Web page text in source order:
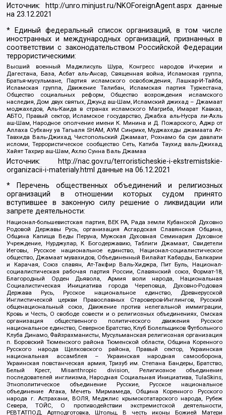
Источник: http://unro.minjust.ru/NKOForeignAgent.aspxданные
на23.12.2021
* Единый федеральный список организаций, в том числе
иностранных и международных организаций, признанных в
соответствии с законодательством Российской Федерации
террористическими:
Высший военный Маджлисуль Шура, Конгресс народов Ичкерии и
Дагестана, База, Асбат аль-Ансар, Священная война, Исламская группа,
Братья-мусульмане, Партия исламского освобождения, Лашкар-И-Тайба,
Исламская группа, Движение Талибан, Исламская партия Туркестана,
Общество социальных реформ, Общество возрождения исламского
наследия, Дом двух святых, Джунд аш-Шам, Исламский джихад – Джамаат
моджахедов, Аль-Каида в странах исламского Магриба, Имарат Кавказ,
АБТО, Правый сектор, Исламское государство, Джабха аль-Нусра ли-Ахль
аш-Шам, Народное ополчение имени К. Минина и Д. Пожарского, Аджр от
Аллаха Субхану уа Тагьаля SHAM, АУМ Синрике, Муджахеды джамаата Ат-
Тавхида Валь-Джихад, Чистопольский Джамаат, Рохнамо ба суи давлати
исломи, Террористическое сообщество Сеть, Катиба Таухид валь-Джихад,
Хайят Тахрир аш-Шам, Ахлю Сунна Валь Джамаа
Источник:
http://nac.gov.ru/terroristicheskie-i-ekstremistskie-
organizacii-i-materialy.html данные на06.12.2021
* Перечень общественных объединений и религиозных
организаций в отношении которых судом принято
вступившее в законную силу решение о ликвидации или
запрете деятельности:
Национал-большевистская партия, ВЕК РА, Рада земли Кубанской Духовно
Родовой Державы Русь, организация Асгардская Славянская Община,
Община Капища Веды Перуна, Мужская Духовная Семинария Духовное
Учреждение, Нурджулар, К Богодержавию, Таблиги Джамаат, Свидетели
Иеговы, Русское национальное единство, Национал-социалистическое
общество, Джамаат мувахидов, Объединенный Вилайат Кабарды, Балкарии
и Карачая, Союз славян, Ат-Такфир Валь-Хиджра, Пит Буль, Национал-
социалистическая рабочая партия России, Славянский союз, Формат-18,
Благородный Орден Дьявола, Армия воли народа, Национальная
Социалистическая Инициатива города Череповца, Духовно-Родовая
Держава Русь, Русское национальное единство, Древнерусской
Инглистической церкви Православных Староверов-Инглингов, Русский
общенациональный союз, Движение против нелегальной иммиграции,
Кровь и Честь, О свободе совести и о религиозных объединениях, Омская
организация общественного политического движения Русское
национальное единство, Северное Братство, Клуб Болельщиков Футбольного
Клуба Динамо, Файзрахманисты, Мусульманская религиозная организация
п. Боровский Тюменского района Тюменской области, Община Коренного
Русского народа Щелковского района, Правый сектор, Украинская
национальная ассамблея – Украинская народная самооборона,
Украинская повстанческая армия, Тризуб им. Степана Бандеры, Братство,
Белый Крест, Misanthropic division, Религиозное объединение
последователей инглиизма, Народная Социальная Инициатива, TulaSkins,
Этнополитическое объединение Русские, Русское национальное
объединение Атака, Мечеть Мирмамеда, Община Коренного Русского
народа г. Астрахани, ВОЛЯ, Меджлис крымскотатарского народа, Рубеж
Севера, ТОЙС, О противодействии экстремистской деятельности,
РЕВТАТПОД, Артподготовка, Штольц, В честь иконы Божией Матери